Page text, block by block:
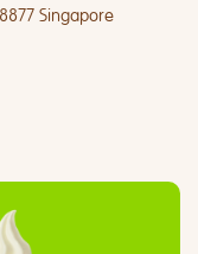
Singapore